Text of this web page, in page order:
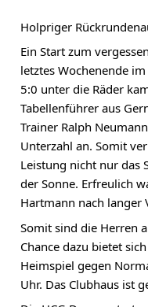
Holpriger
Ein Start zum
letztes Wochenende
5:0 unter die Räder
Tabellenführer aus
Trainer Ralph
Unterzahl an. Somit
Leistung nicht nur das
der Sonne. Erfreulich
Hartmann nach langer
Somit sind die Herren
Chance dazu bietet
Heimspiel gegen
Uhr. Das Clubhaus ist